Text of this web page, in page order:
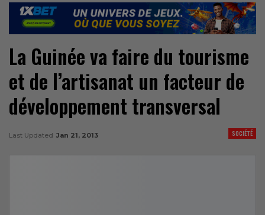
La Guinée va faire du tourisme
et de l’artisanat un facteur de
développement transversal
SOCIÉTÉ
Last Updated Jan 21, 2013